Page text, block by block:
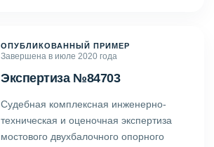
ОПУБЛИКОВАННЫЙ ПРИМЕР
Завершена в июле 2020 года
Экспертиза №84703
Судебная комплексная инженерно-
техническая и оценочная экспертиза
мостового двухбалочного опорного